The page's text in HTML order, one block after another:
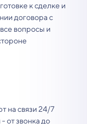
к сделке и
договора с
вопросы и
на связи 24/7
от звонка до